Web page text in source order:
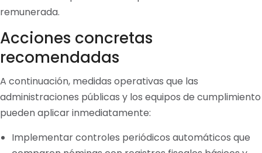
remunerada.
Acciones concretas
recomendadas
A continuación, medidas operativas que las
administraciones públicas y los equipos de cumplimiento
pueden aplicar inmediatamente:
Implementar controles periódicos automáticos que